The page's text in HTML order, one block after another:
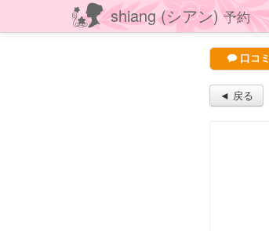
shiang (シアン)予約
口コミ
◄ 戻る